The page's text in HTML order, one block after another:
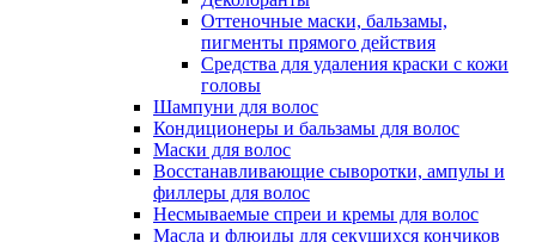
Оттеночные маски, бальзамы,
пигменты прямого действия
Средства для удаления краски с кожи
головы
Шампуни для волос
Кондиционеры и бальзамы для волос
Маски для волос
Восстанавливающие сыворотки, ампулы и
филлеры для волос
Несмываемые спреи и кремы для волос
Масла и флюиды для секущихся кончиков